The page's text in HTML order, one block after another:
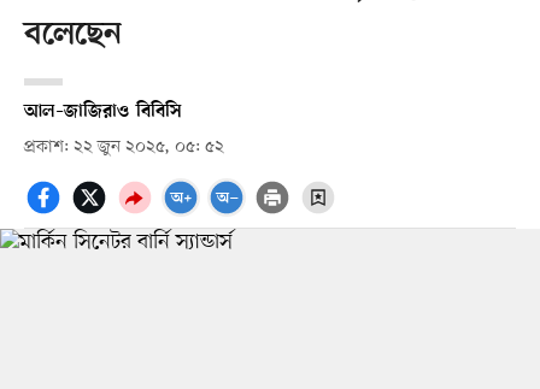
বলেছেন
আল–জাজিরাও বিবিসি
প্রকাশ: ২২ জুন ২০২৫, ০৫: ৫২